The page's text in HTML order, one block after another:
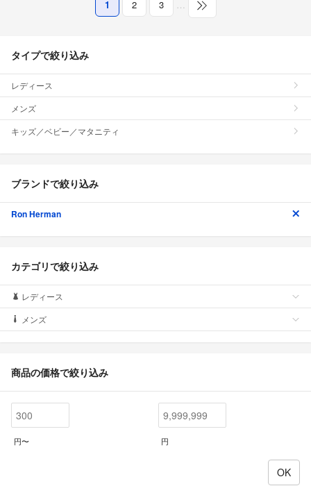
1 2 3 …
タイプで絞り込み
レディース
メンズ
キッズ／ベビー／マタニティ
ブランドで絞り込み
Ron Herman
カテゴリで絞り込み
レディース
メンズ
商品の価格で絞り込み
円〜 円